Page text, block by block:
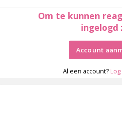
Om te kunnen
ingelogd
Account
Al een account?